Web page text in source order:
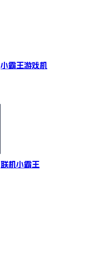
小霸王游戏机
联机小霸王